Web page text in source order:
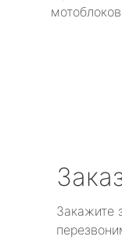
Закажите